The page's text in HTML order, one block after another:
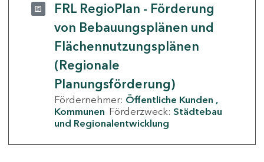
FRL RegioPlan - Förderung
von Bebauungsplänen und
Flächennutzungsplänen
(Regionale
Planungsförderung)
Fördernehmer: Öffentliche Kunden
Kommunen Förderzweck: Städtebau
und Regionalentwicklung